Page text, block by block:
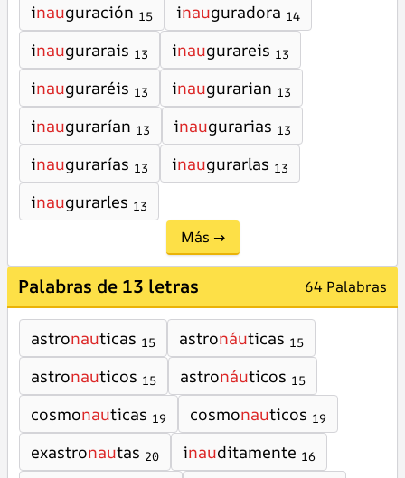
inauguración 15 inauguradora 14
inaugurarais 13 inaugurareis 13
inauguraréis 13 inaugurarian 13
inaugurarían 13 inaugurarias 13
inaugurarías 13 inaugurarlas 13
inaugurarles 13
Más →
Palabras de 13 letras 64 Palabras
astronauticas 15 astronáuticas 15
astronauticos 15 astronáuticos 15
cosmonauticas 19 cosmonauticos 19
exastronautas 20 inauditamente 16